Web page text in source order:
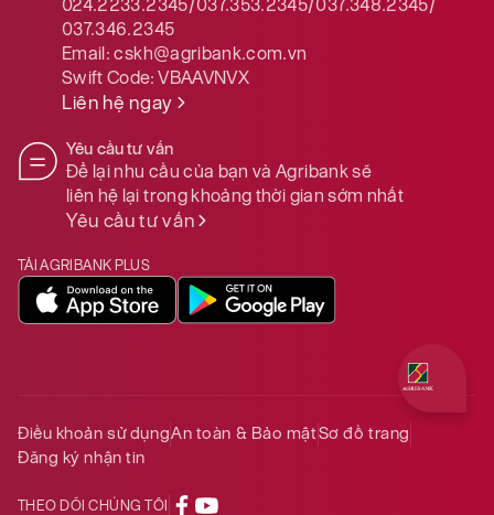
037.346.2345
Email:cskh@agribank.com.vn
Swift Code:VBAAVNVX
Liên hệ ngay
Yêu cầu tư vấn
Để lại nhu cầu của bạn và Agribank sẽ
liên hệ lại trong khoảng thời gian sớm nhất
Yêu cầu tư vấn
TẢI AGRIBANK PLUS
Điều khoản sử dụngAn toàn & Bảo mậtSơ đồ trang
Đăng ký nhận tin
THEO DÕI CHÚNG TÔI
Quý